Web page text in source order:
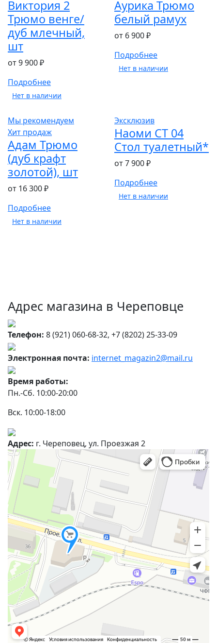
Виктория 2
Трюмо венге/
дуб млечный,
шт
от 9 900 ₽
Подробнее
Нет в наличии
Аурика Трюмо
белый рамух
от 6 900 ₽
Подробнее
Нет в наличии
Мы рекомендуем
Хит продаж
Адам Трюмо
(дуб крафт
золотой), шт
от 16 300 ₽
Подробнее
Нет в наличии
Эксклюзив
Наоми СТ 04
Стол туалетный*
от 7 900 ₽
Подробнее
Нет в наличии
Адрес магазина в Череповце
Телефон: 8 (921) 060-68-32, +7 (8202) 25-33-09
Электронная почта: internet_magazin2@mail.ru
Время работы:
Пн.-Сб. 10:00-20:00
Вск. 10:00-18:00
Адрес: г. Череповец, ул. Проезжая 2